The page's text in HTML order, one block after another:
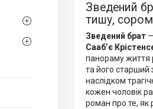
Зведений
тишу, сором
Зведений брат
Сааб’є
панораму життя
та його старший
наслідком
кожен чоловік
роман про те, як